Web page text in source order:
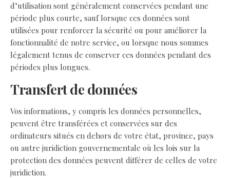
d’utilisation sont généralement conservées pendant une
période plus courte, sauf lorsque ces données sont
utilisées pour renforcer la sécurité ou pour améliorer la
fonctionnalité de notre service, ou lorsque nous sommes
légalement tenus de conserver ces données pendant des
périodes plus longues.
Transfert de données
Vos informations, y compris les données personnelles,
peuvent être transférées et conservées sur des
ordinateurs situés en dehors de votre état, province, pays
ou autre juridiction gouvernementale où les lois sur la
protection des données peuvent différer de celles de votre
juridiction.